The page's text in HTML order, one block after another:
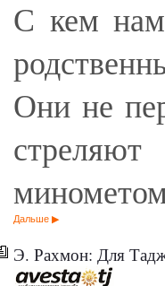
С кем
Они не
Дальше
Э. Рахмон: Для